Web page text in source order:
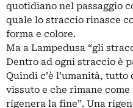
quotidiano nel passaggio
quale lo straccio rinasce
forma e colore.
Ma a Lampedusa “gli
Dentro ad ogni straccio è
Quindi c’è l’umanità, tutto
vissuto e che rimane come
rigenera la fine”. Una